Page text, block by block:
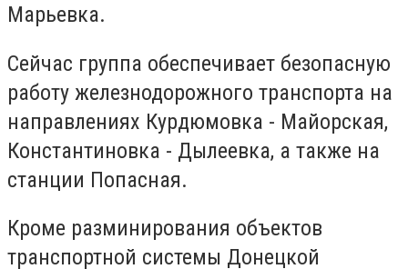
Марьевка.
Сейчас группа обеспечивает безопасную
работу железнодорожного транспорта на
направлениях Курдюмовка - Майорская,
Константиновка - Дылеевка, а также на
станции Попасная.
Кроме разминирования объектов
транспортной системы Донецкой